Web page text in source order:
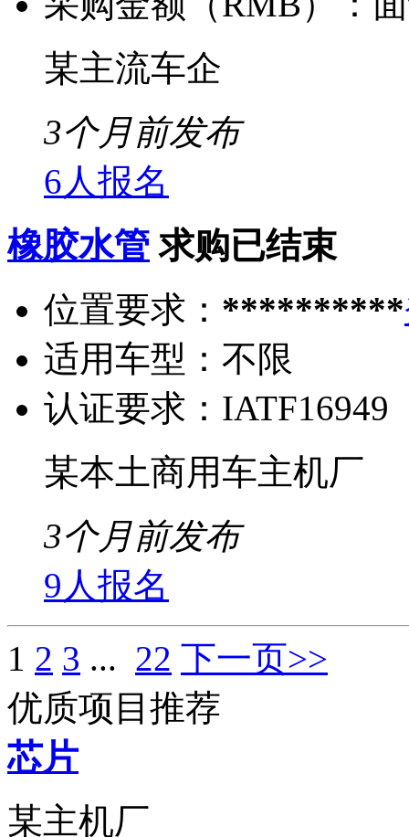
某主流车企
3个月前发布
6人报名
橡胶水管 求购已结束
位置要求： **********
适用车型： 不限
认证要求： IATF16949
某本土商用车主机厂
3个月前发布
9人报名
1 2 3 ... 22 下一页>>
优质项目推荐
芯片
某主机厂